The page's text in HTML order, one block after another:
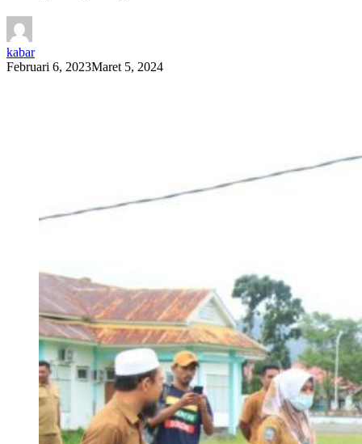
kabar
Februari 6, 2023Maret 5, 2024